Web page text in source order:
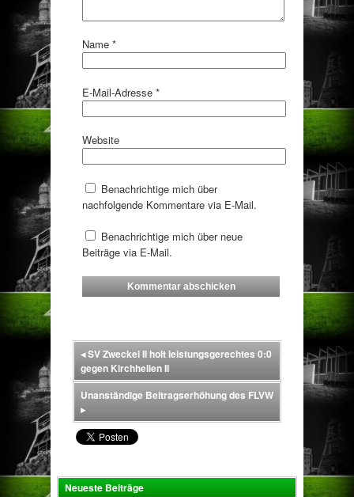
Name *
E-Mail-Adresse *
Website
Benachrichtige mich über
nachfolgende Kommentare via E-Mail.
Benachrichtige mich über neue
Beiträge via E-Mail.
◂SV Zweckel II holt leistungsgerechtes 0:0
gegen Kirchhellen II
Unanständige Beitragserhöhung des FLVW
▸
Neueste Beiträge